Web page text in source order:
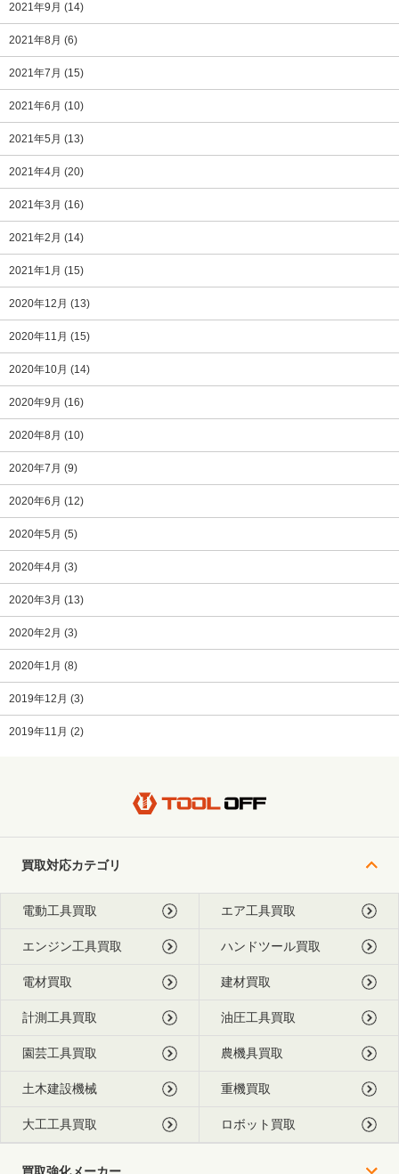
2021年9月 (14)
2021年8月 (6)
2021年7月 (15)
2021年6月 (10)
2021年5月 (13)
2021年4月 (20)
2021年3月 (16)
2021年2月 (14)
2021年1月 (15)
2020年12月 (13)
2020年11月 (15)
2020年10月 (14)
2020年9月 (16)
2020年8月 (10)
2020年7月 (9)
2020年6月 (12)
2020年5月 (5)
2020年4月 (3)
2020年3月 (13)
2020年2月 (3)
2020年1月 (8)
2019年12月 (3)
2019年11月 (2)
買取対応カテゴリ
電動工具買取 エア工具買取
エンジン工具買取 ハンドツール買取
電材買取 建材買取
計測工具買取 油圧工具買取
園芸工具買取 農機具買取
土木建設機械 重機買取
大工工具買取 ロボット買取